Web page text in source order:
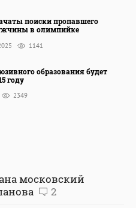
поиски пропавшего
в олимпийке
1141
образования будет
году
2349
московский
2